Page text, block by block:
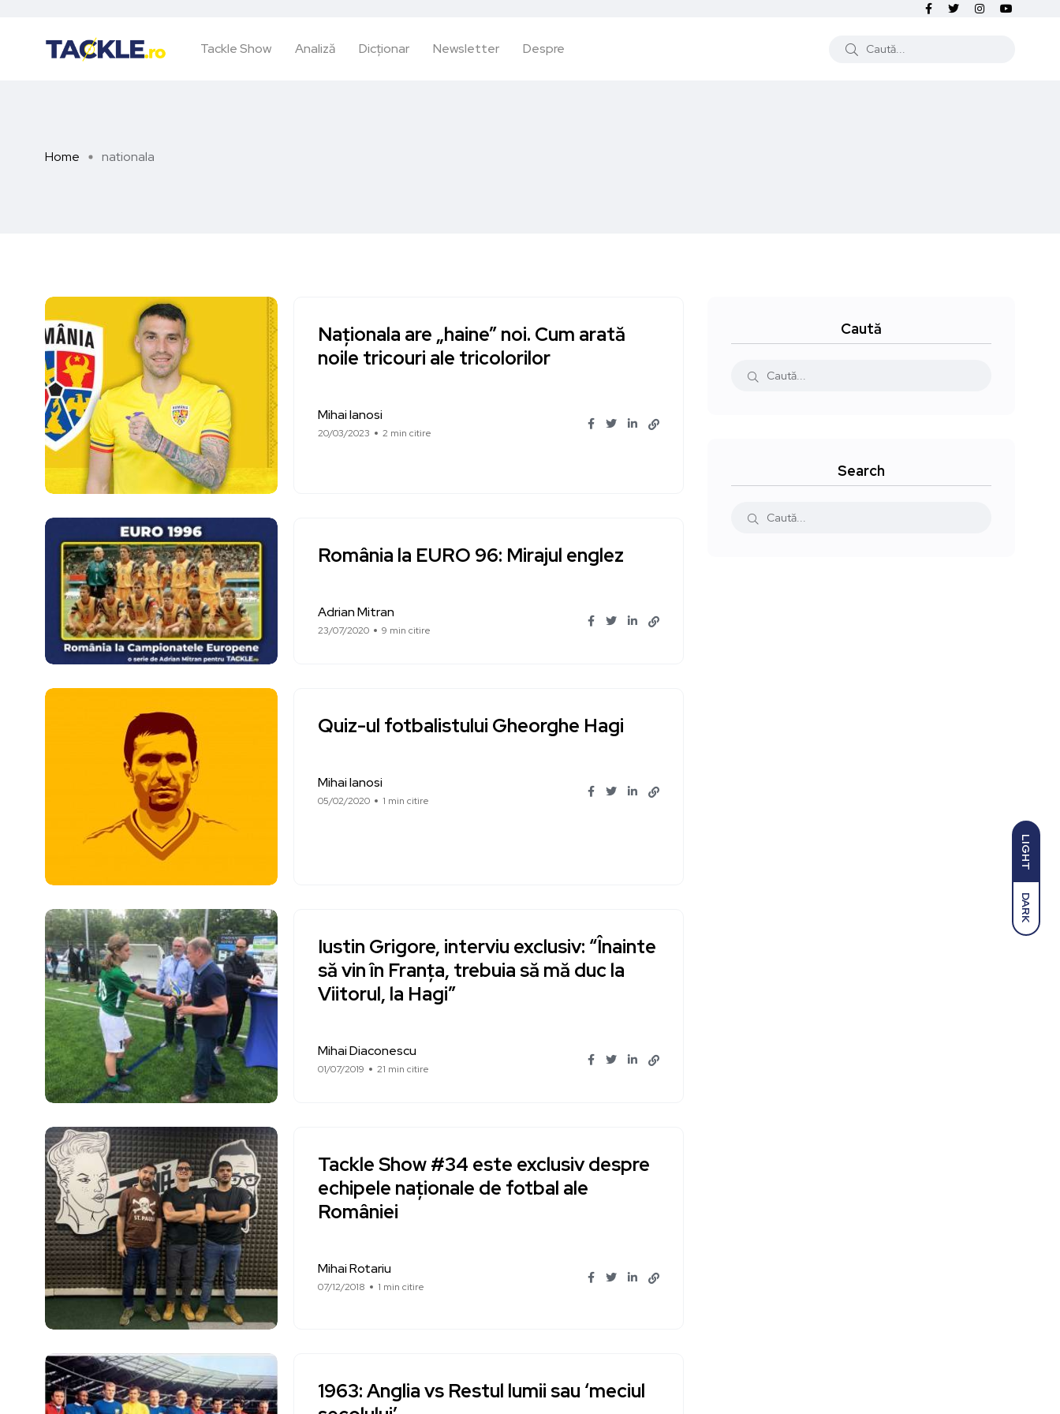
LIGHT
DARK
Tackle Show Analiză Dicționar Newsletter Despre
Home nationala
Naționala are „haine” noi. Cum arată
noile tricouri ale tricolorilor
Mihai Ianosi
20/03/2023 2 min citire
România la EURO 96: Mirajul englez
Adrian Mitran
23/07/2020 9 min citire
Quiz-ul fotbalistului Gheorghe Hagi
Mihai Ianosi
05/02/2020 1 min citire
Iustin Grigore, interviu exclusiv: “Înainte
să vin în Franţa, trebuia să mă duc la
Viitorul, la Hagi”
Mihai Diaconescu
01/07/2019 21 min citire
Tackle Show #34 este exclusiv despre
echipele naționale de fotbal ale
României
Mihai Rotariu
07/12/2018 1 min citire
1963: Anglia vs Restul lumii sau ‘meciul
Caută
Search